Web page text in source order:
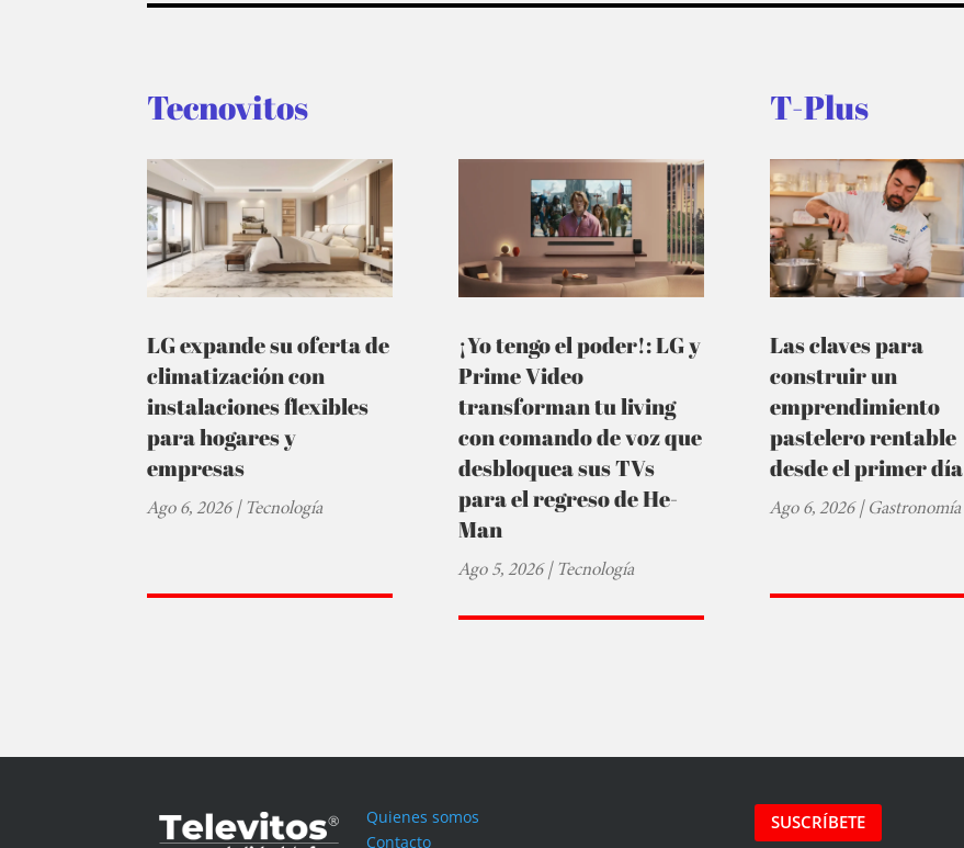
Tecnovitos
LG expande su oferta de
climatización con
instalaciones flexibles
para hogares y
empresas
Ago 6, 2026|Tecnología
¡Yo tengo el poder!: LG y
Prime Video
transforman tu living
con comando de voz que
desbloquea sus TVs
para el regreso de He-
Man
Ago 5, 2026|Tecnología
T-Plus
Las claves para
construir un
emprendimiento
pastelero rentable
desde el primer día
Ago 6, 2026|Gastronomía
Quienes somos
Contacto
SUSCRÍBETE